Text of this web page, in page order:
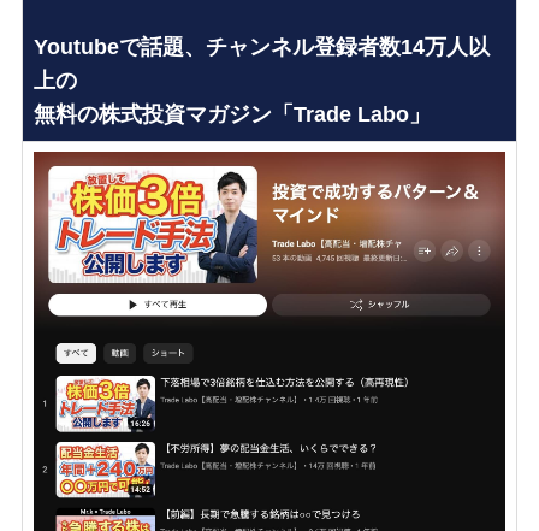
Youtubeで話題、チャンネル登録者数14万人以
上の
無料の株式投資マガジン「Trade Labo」